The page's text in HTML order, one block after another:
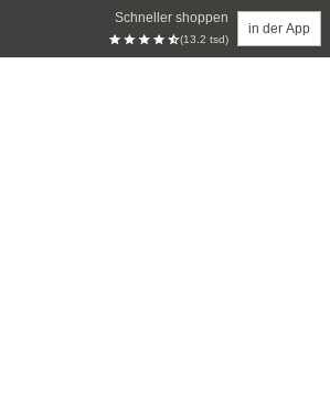
Schneller shoppen
(13.2 tsd)
in der App